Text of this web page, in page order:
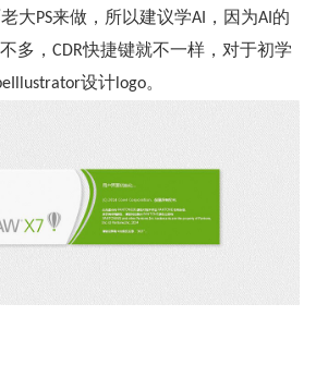
大PS来做，所以建议学AI，因为AI的
多，CDR快捷键就不一样，对于初学
设计logo。